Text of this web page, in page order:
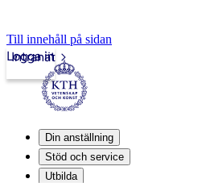
Till innehåll på sidan
Intranät
Logga in
Din anställning
Stöd och service
Utbilda